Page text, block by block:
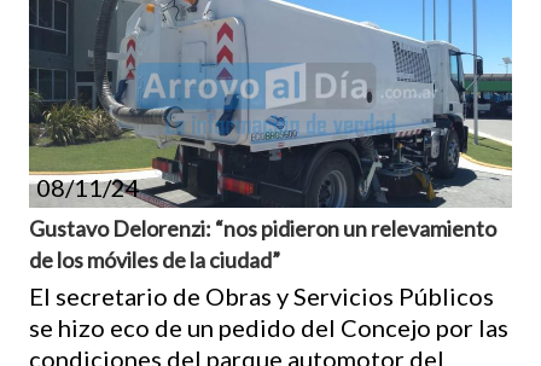
08/11/24
Gustavo Delorenzi: “nos pidieron un relevamiento
de los móviles de la ciudad”
El secretario de Obras y Servicios Públicos
se hizo eco de un pedido del Concejo por las
condiciones del parque automotor del